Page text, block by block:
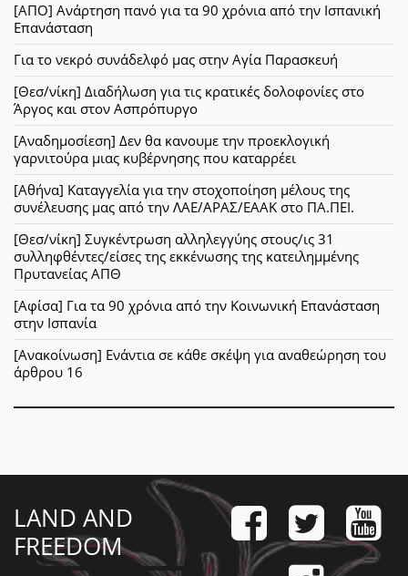
[ΑΠΟ] Ανάρτηση πανό για τα 90 χρόνια από την Ισπανική
Επανάσταση
Για το νεκρό συνάδελφό μας στην Αγία Παρασκευή
[Θεσ/νίκη] Διαδήλωση για τις κρατικές δολοφονίες στο
Άργος και στον Ασπρόπυργο
[Αναδημοσίεση] Δεν θα κανουμε την προεκλογική
γαρνιτούρα μιας κυβέρνησης που καταρρέει
[Αθήνα] Καταγγελία για την στοχοποίηση μέλους της
συνέλευσης μας από την ΛΑΕ/ΑΡΑΣ/ΕΑΑΚ στο ΠΑ.ΠΕΙ.
[Θεσ/νίκη] Συγκέντρωση αλληλεγγύης στους/ις 31
συλληφθέντες/είσες της εκκένωσης της κατειλημμένης
Πρυτανείας ΑΠΘ
[Αφίσα] Για τα 90 χρόνια από την Κοινωνική Επανάσταση
στην Ισπανία
[Ανακοίνωση] Ενάντια σε κάθε σκέψη για αναθεώρηση του
άρθρου 16
LAND AND
FREEDOM